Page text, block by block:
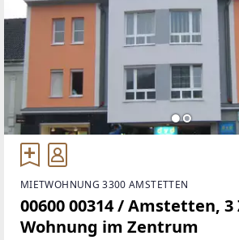
MIETWOHNUNG 3300 AMSTETTEN
00600 00314 / Amstetten,
Wohnung im Zentrum